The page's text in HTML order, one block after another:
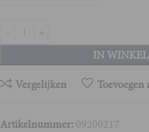
IN
Vergelijken
Artikelnummer: 09200217